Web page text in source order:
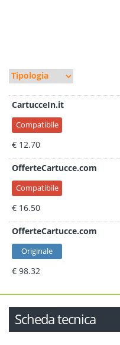
CartucceIn.it
Compatibile
€ 12.70
OfferteCartucce.com
Compatibile
€ 16.50
OfferteCartucce.com
Originale
€ 98.32
Scheda tecnica